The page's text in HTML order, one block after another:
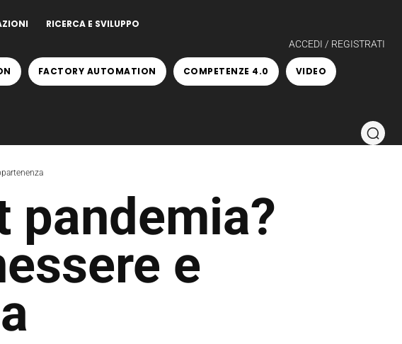
RICERCA E SVILUPPO
ACCEDI / REGISTRATI
FACTORY AUTOMATION COMPETENZE 4.0 VIDEO
pandemia?
e